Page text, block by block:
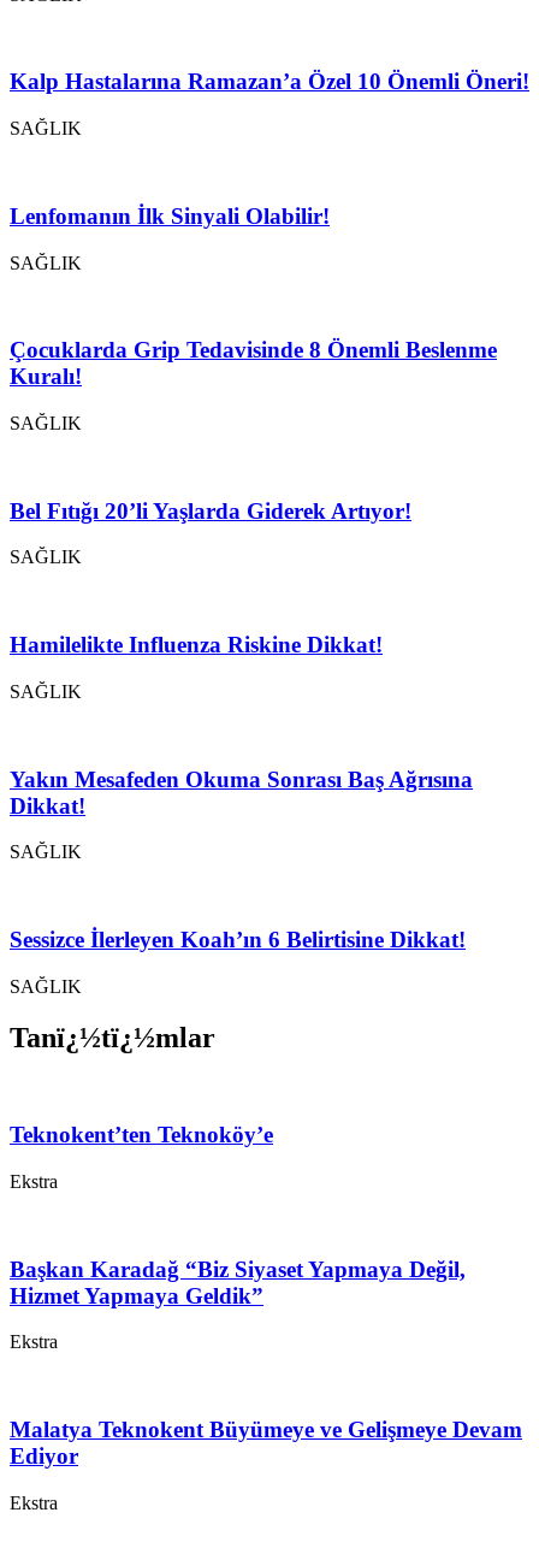
Kalp Hastalarına Ramazan’a Özel 10 Önemli Öneri!
SAĞLIK
Lenfomanın İlk Sinyali Olabilir!
SAĞLIK
Çocuklarda Grip Tedavisinde 8 Önemli Beslenme
Kuralı!
SAĞLIK
Bel Fıtığı 20’li Yaşlarda Giderek Artıyor!
SAĞLIK
Hamilelikte Influenza Riskine Dikkat!
SAĞLIK
Yakın Mesafeden Okuma Sonrası Baş Ağrısına
Dikkat!
SAĞLIK
Sessizce İlerleyen Koah’ın 6 Belirtisine Dikkat!
SAĞLIK
Tanï¿½tï¿½mlar
Teknokent’ten Teknoköy’e
Ekstra
Başkan Karadağ “Biz Siyaset Yapmaya Değil,
Hizmet Yapmaya Geldik”
Ekstra
Malatya Teknokent Büyümeye ve Gelişmeye Devam
Ediyor
Ekstra